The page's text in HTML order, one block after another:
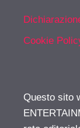
Cookie
Questo sito